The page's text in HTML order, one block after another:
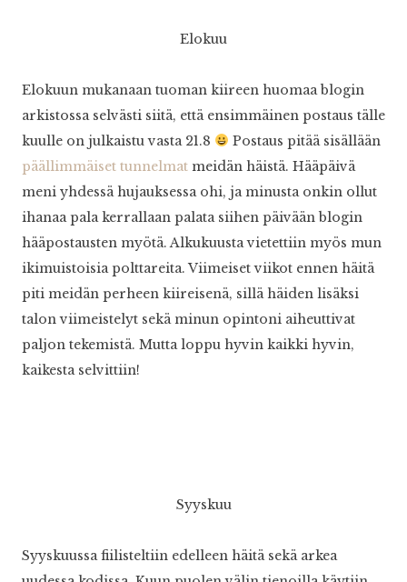
Elokuu
Elokuun mukanaan tuoman kiireen huomaa blogin
arkistossa selvästi siitä, että ensimmäinen postaus tälle
kuulle on julkaistu vasta 21.8
Postaus pitää sisällään
päällimmäiset tunnelmat meidän häistä. Hääpäivä
meni yhdessä hujauksessa ohi, ja minusta onkin ollut
ihanaa pala kerrallaan palata siihen päivään blogin
hääpostausten myötä. Alkukuusta vietettiin myös mun
ikimuistoisia polttareita. Viimeiset viikot ennen häitä
piti meidän perheen kiireisenä, sillä häiden lisäksi
talon viimeistelyt sekä minun opintoni aiheuttivat
paljon tekemistä. Mutta loppu hyvin kaikki hyvin,
kaikesta selvittiin!
Syyskuu
Syyskuussa fiilisteltiin edelleen häitä sekä arkea